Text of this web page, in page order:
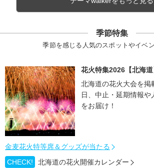
季節特集
季節を感じる人気のスポットやイベ
花火特集2026【北海道
北海道の花火大会を掲
日、中止・延期情報
をお届け！
金麦花火特等席＆グッズが当たる
CHECK!
北海道の花火開催カレンダー